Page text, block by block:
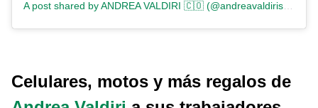
Celulares, motos y más regalos de